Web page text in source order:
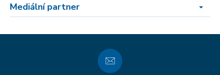
Mediální partner